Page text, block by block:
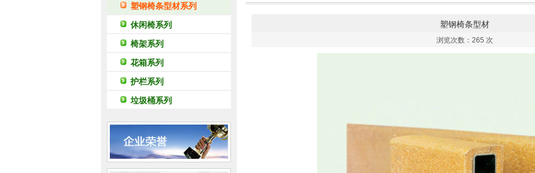
塑钢椅条型材系列
休闲椅系列
椅架系列
花箱系列
护栏系列
垃圾桶系列
塑钢椅条型材
浏览次数： 265 次